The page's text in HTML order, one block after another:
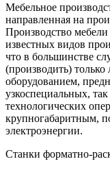
Мебельное
направленная на
Производство
известных видов
что в большинстве
(производить)
оборудованием,
узкоспециальных,
технологических
крупногабаритным,
электроэнергии.
Станки форматно-